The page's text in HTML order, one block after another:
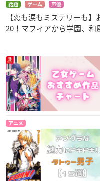
話題 ゲーム 声優
【恋も涙もミステリーも
20！マフィアから学園、和
アニメ